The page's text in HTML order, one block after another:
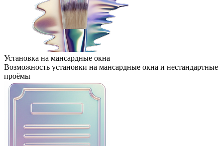
Установка на мансардные окна
Возможность установки на мансардные окна и нестандартные
проёмы